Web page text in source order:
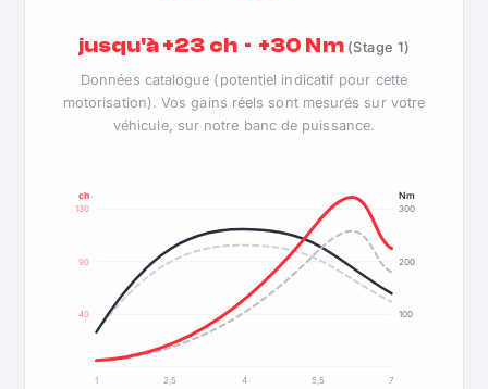
jusqu'à +23 ch · +30 Nm (Stage 1)
Données catalogue (potentiel indicatif pour cette
motorisation). Vos gains réels sont mesurés sur votre
véhicule, sur notre banc de puissance.
40
90
130
100
200
300
ch Nm
1 2,5 4 5,5
7